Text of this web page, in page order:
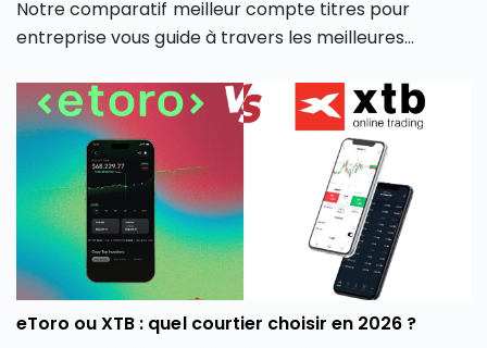
Notre comparatif meilleur compte titres pour
entreprise vous guide à travers les meilleures
éclairé, adapté à votre stratégie d’investissement
professionnelle.
eToro ou XTB : quel courtier choisir en 2026 ?